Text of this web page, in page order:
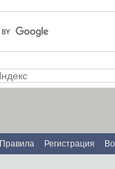
Правила Регистрация